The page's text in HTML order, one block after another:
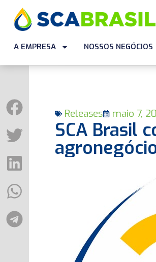
A EMPRESA NOSSOS NEGÓCIOS
Releases maio 7,
SCA Brasil